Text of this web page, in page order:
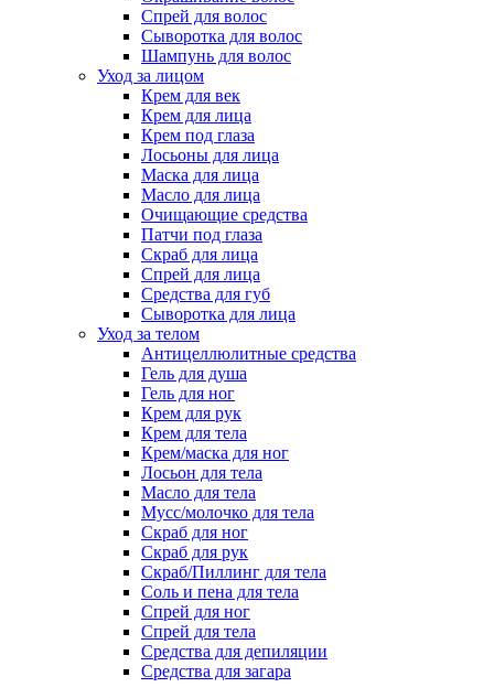
Спрей для волос
Сыворотка для волос
Шампунь для волос
Уход за лицом
Крем для век
Крем для лица
Крем под глаза
Лосьоны для лица
Маска для лица
Масло для лица
Очищающие средства
Патчи под глаза
Скраб для лица
Спрей для лица
Средства для губ
Сыворотка для лица
Уход за телом
Антицеллюлитные средства
Гель для душа
Гель для ног
Крем для рук
Крем для тела
Крем/маска для ног
Лосьон для тела
Масло для тела
Мусс/молочко для тела
Скраб для ног
Скраб для рук
Скраб/Пиллинг для тела
Соль и пена для тела
Спрей для ног
Спрей для тела
Средства для депиляции
Средства для загара